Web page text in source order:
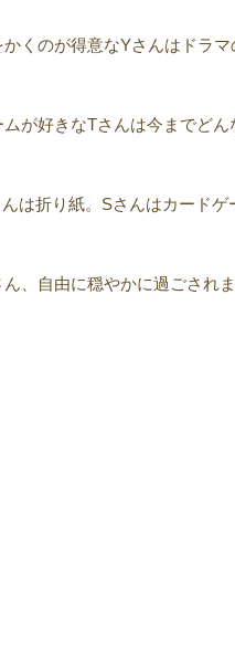
かくのが得意なYさんはドラ
ムが好きなTさんは今までど
は折り紙。Sさんはカードゲ
ん、自由に穏やかに過ごされま